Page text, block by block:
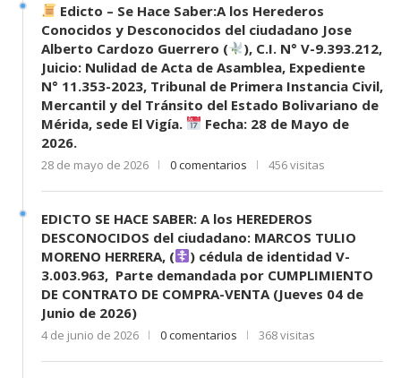
Edicto – Se Hace Saber:A los Herederos
Conocidos y Desconocidos del ciudadano Jose
Alberto Cardozo Guerrero (
), C.I. N° V-9.393.212,
Juicio: Nulidad de Acta de Asamblea, Expediente
N° 11.353-2023, Tribunal de Primera Instancia Civil,
Mercantil y del Tránsito del Estado Bolivariano de
Mérida, sede El Vigía.
Fecha: 28 de Mayo de
2026.
28 de mayo de 2026 0 comentarios 456 visitas
EDICTO SE HACE SABER: A los HEREDEROS
DESCONOCIDOS del ciudadano: MARCOS TULIO
MORENO HERRERA, (
) cédula de identidad V-
3.003.963, Parte demandada por CUMPLIMIENTO
DE CONTRATO DE COMPRA-VENTA (Jueves 04 de
Junio de 2026)
4 de junio de 2026 0 comentarios 368 visitas